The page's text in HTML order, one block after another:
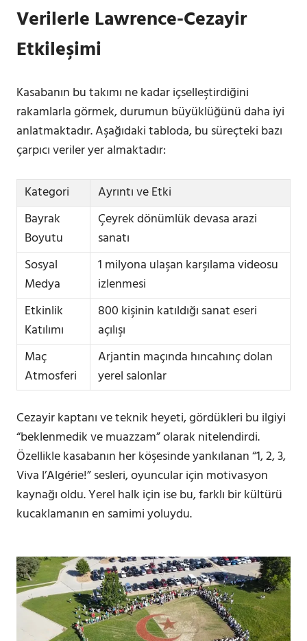
Verilerle Lawrence-Cezayir
Etkileşimi
Kasabanın bu takımı ne kadar içselleştirdiğini
rakamlarla görmek, durumun büyüklüğünü daha iyi
anlatmaktadır. Aşağıdaki tabloda, bu süreçteki bazı
çarpıcı veriler yer almaktadır:
Kategori
Ayrıntı ve Etki
Bayrak
Boyutu
Çeyrek dönümlük devasa arazi
sanatı
Sosyal
Medya
1 milyona ulaşan karşılama videosu
izlenmesi
Etkinlik
Katılımı
800 kişinin katıldığı sanat eseri
açılışı
Maç
Atmosferi
Arjantin maçında hıncahınç dolan
yerel salonlar
Cezayir kaptanı ve teknik heyeti, gördükleri bu ilgiyi
“beklenmedik ve muazzam” olarak nitelendirdi.
Özellikle kasabanın her köşesinde yankılanan “1, 2, 3,
Viva l’Algérie!” sesleri, oyuncular için motivasyon
kaynağı oldu. Yerel halk için ise bu, farklı bir kültürü
kucaklamanın en samimi yoluydu.